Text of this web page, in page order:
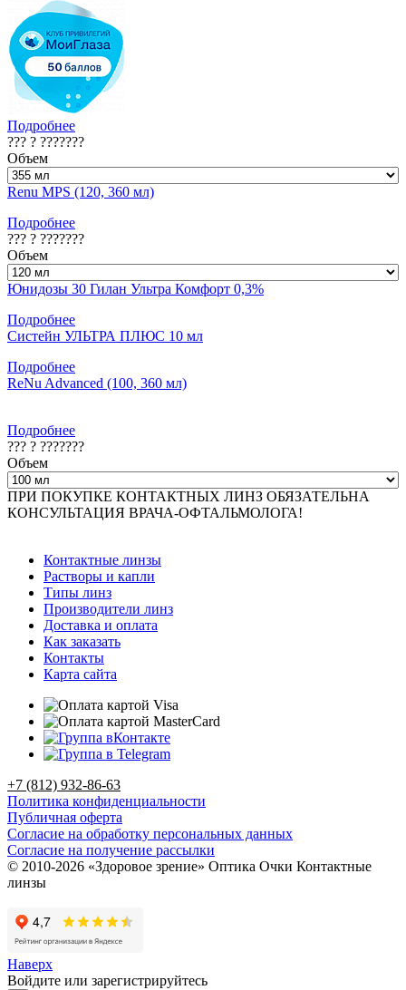
Подробнее
??? ? ???????
Объем
Renu MPS (120, 360 мл)
Подробнее
??? ? ???????
Объем
Юнидозы 30 Гилан Ультра Комфорт 0,3%
Подробнее
Систейн УЛЬТРА ПЛЮС 10 мл
Подробнее
ReNu Advanced (100, 360 мл)
Подробнее
??? ? ???????
Объем
ПРИ ПОКУПКЕ КОНТАКТНЫХ ЛИНЗ ОБЯЗАТЕЛЬНА
КОНСУЛЬТАЦИЯ ВРАЧА-ОФТАЛЬМОЛОГА!
Контактные линзы
Растворы и капли
Типы линз
Производители линз
Доставка и оплата
Как заказать
Контакты
Карта сайта
+7 (812) 932-86-63
Политика конфиденциальности
Публичная оферта
Согласие на обработку персональных данных
Согласие на получение рассылки
© 2010-2026 «Здоровое зрение» Оптика Очки Контактные
линзы
Наверх
Войдите или зарегистрируйтесь